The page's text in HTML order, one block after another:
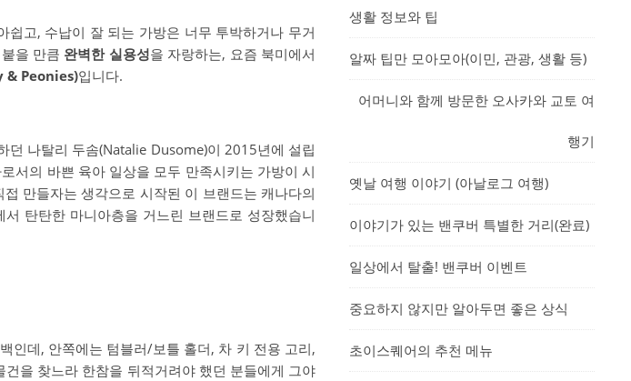
고, 수납이 잘 되는 가방은 너무 투박하거나 무거
을 만큼 완벽한 실용성을 자랑하는, 요즘 북미에서
& Peonies)입니다.
던 나탈리 두솜(Natalie Dusome)이 2015년에 설립
서의 바쁜 육아 일상을 모두 만족시키는 가방이 시
만들자는 생각으로 시작된 이 브랜드는 캐나다의
탄탄한 마니아층을 거느린 브랜드로 성장했습니
인데, 안쪽에는 텀블러/보틀 홀더, 차 키 전용 고리,
을 찾느라 한참을 뒤적거려야 했던 분들에게 그야
생활 정보와 팁
알짜 팁만 모아모아(이민, 관광, 생활 등)
어머니와 함께 방문한 오사카와 교토 여
행기
옛날 여행 이야기 (아날로그 여행)
이야기가 있는 밴쿠버 특별한 거리(완료)
일상에서 탈출! 밴쿠버 이벤트
중요하지 않지만 알아두면 좋은 상식
초이스퀘어의 추천 메뉴